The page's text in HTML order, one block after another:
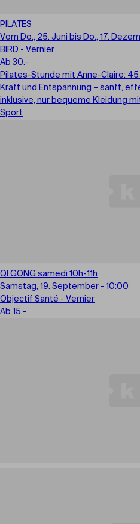
PILATES
Vom Do., 25. Juni bis Do., 17.
BIRD - Vernier
Ab 30.-
Pilates-Stunde mit Anne-Claire:
Kraft und Entspannung – sanft,
inklusive, nur bequeme Kleidung
Sport
QI GONG samedi 10h-11h
Samstag, 19. September - 10:00
Objectif Santé - Vernier
Ab 15.-